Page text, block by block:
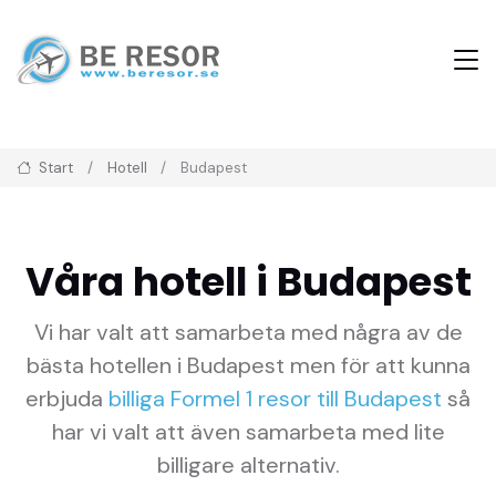
Start Hotell Budapest
Våra hotell i Budapest
Vi har valt att samarbeta med några av de
bästa hotellen i Budapest men för att kunna
erbjuda billiga Formel 1 resor till Budapest så
har vi valt att även samarbeta med lite
billigare alternativ.